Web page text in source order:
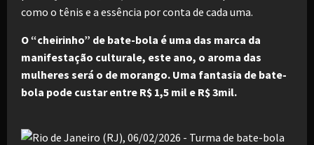
como o tênis e a essência por conta de cada uma.
O “cheirinho” de bate-bola é uma das marca da
manifestação culturale, este ano, o aroma das
mulheres será o de morango. Uma fantasia de bate-
bola pode custar entre R$ 1,5 mil e R$ 3mil.